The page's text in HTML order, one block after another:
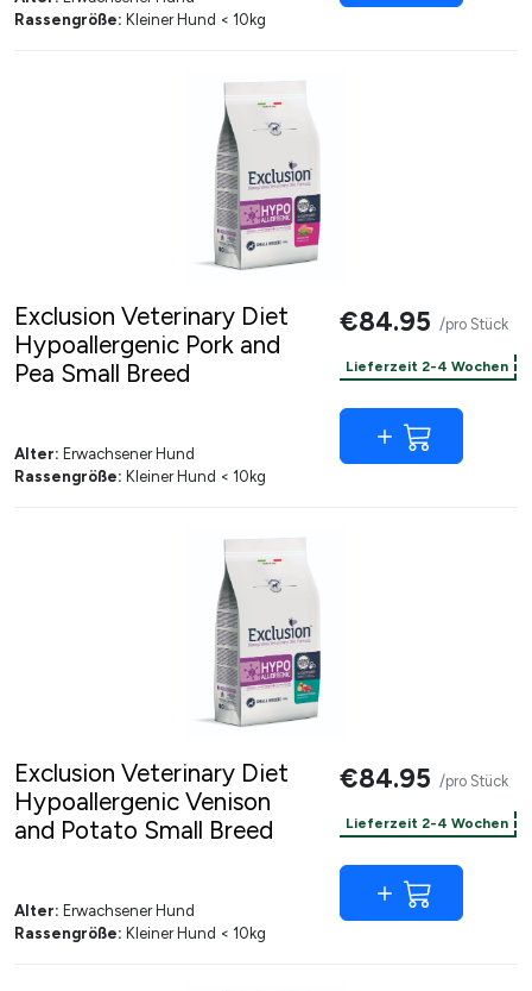
Rassengröße: Kleiner Hund < 10kg
Exclusion Veterinary Diet
Hypoallergenic Pork and
Pea Small Breed
Alter: Erwachsener Hund
Rassengröße: Kleiner Hund < 10kg
€84.95 /pro Stück
Lieferzeit 2-4 Wochen
Exclusion Veterinary Diet
Hypoallergenic Venison
and Potato Small Breed
Alter: Erwachsener Hund
Rassengröße: Kleiner Hund < 10kg
€84.95 /pro Stück
Lieferzeit 2-4 Wochen